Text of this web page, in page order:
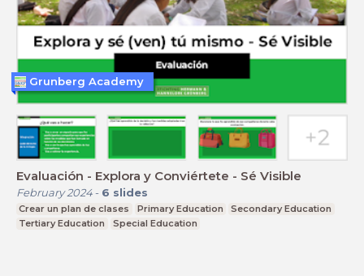
Evaluación - Explora y Conviértete - Sé Visible
February 2024- 6 slides
Crear un plan de clases Primary Education
Secondary Education
Tertiary Education
Special Education
Grunberg Academy